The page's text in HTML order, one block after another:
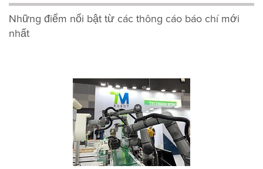
Những điểm nổi bật từ các thông cáo báo chí mới
nhất